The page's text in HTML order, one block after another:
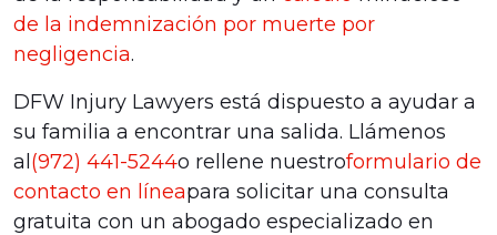
de la indemnización por muerte por
negligencia.
DFW Injury Lawyers está dispuesto a ayudar a
su familia a encontrar una salida. Llámenos
al(972) 441-5244o rellene nuestroformulario de
contacto en líneapara solicitar una consulta
gratuita con un abogado especializado en